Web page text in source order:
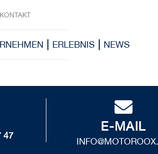
KONTAKT
ERLEBNIS NEWS
47
E-MAIL